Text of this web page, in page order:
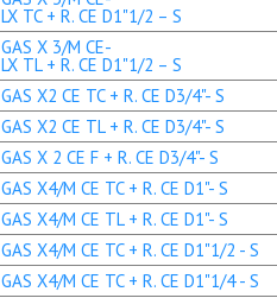
LX TC + R. CE D1"1/2 – S
GAS X 3/M CE-
LX TL + R. CE D1"1/2 – S
GAS X2 CE TC + R. CE D3/4"- S
GAS X2 CE TL + R. CE D3/4"- S
GAS X 2 CE F + R. CE D3/4"- S
GAS X4/M CE TC + R. CE D1"- S
GAS X4/M CE TL + R. CE D1"- S
GAS X4/M CE TC + R. CE D1"1/2 - S
GAS X4/M CE TC + R. CE D1"1/4 - S